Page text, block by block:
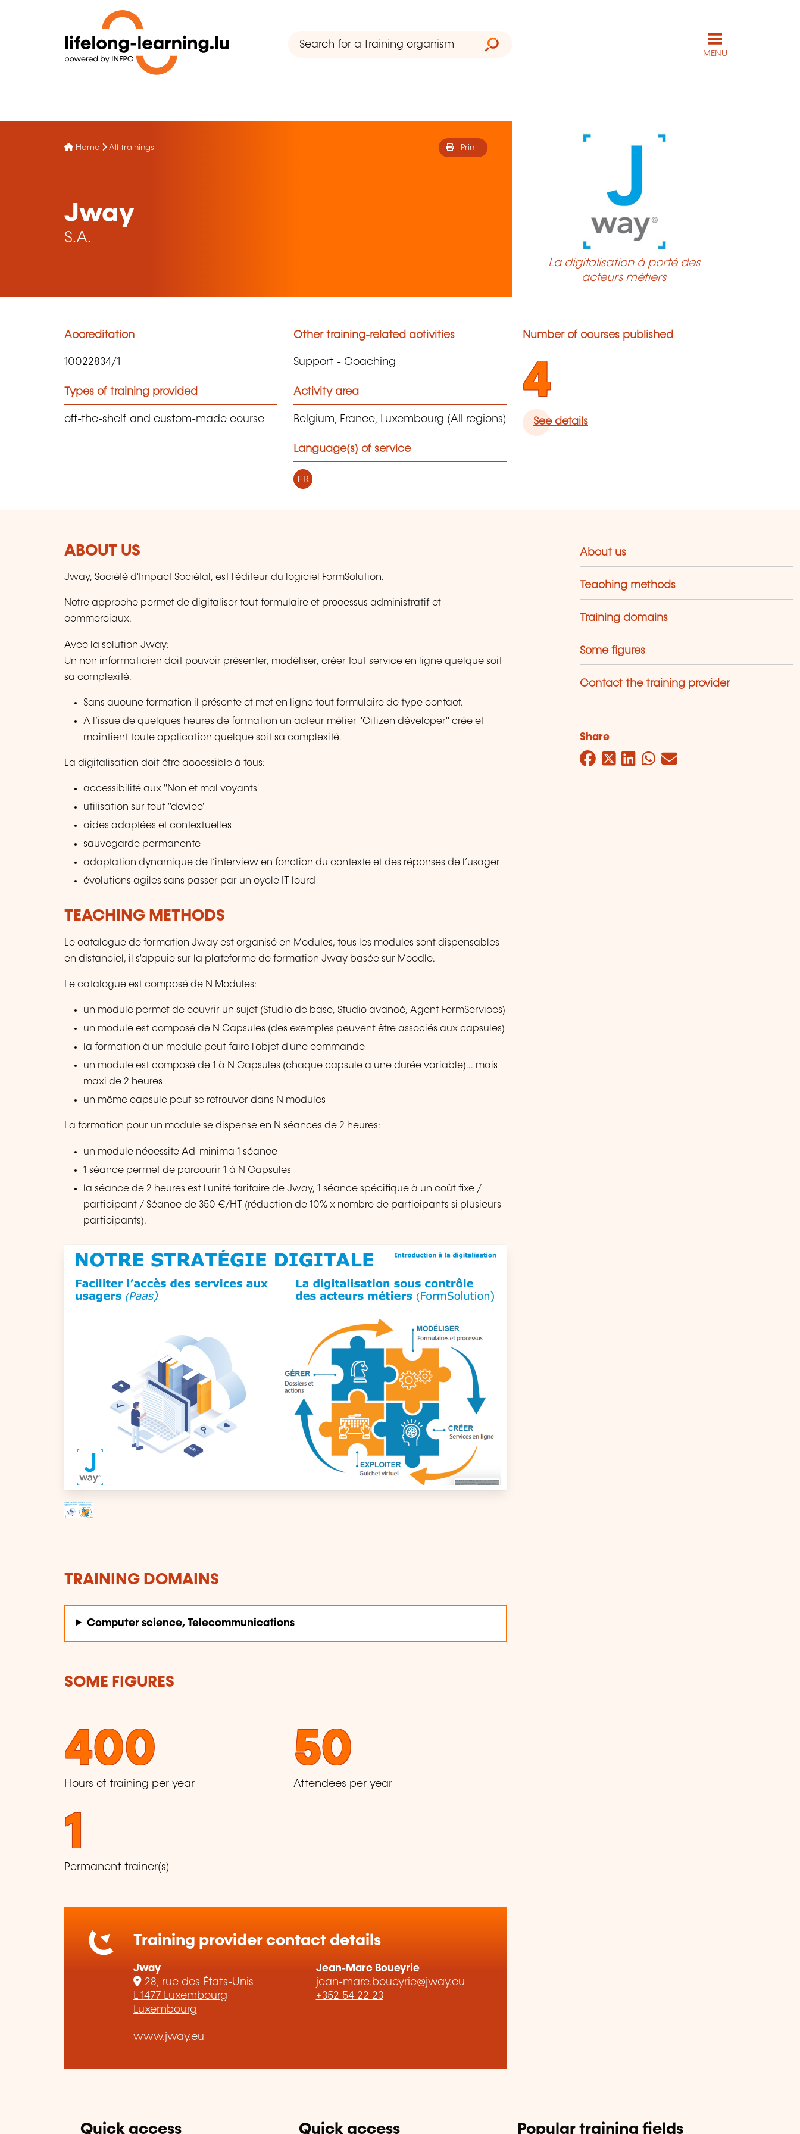
MENU
Home All trainings Print
Jway
S.A.
La digitalisation à porté des
acteurs métiers
Accreditation
10022834/1
Types of training provided
off-the-shelf and custom-made course
Other training-related activities
Support - Coaching
Activity area
Belgium, France, Luxembourg (All regions)
Language(s) of service
FR
Number of courses published
4
See details
ABOUT US
Jway, Société d'Impact Sociétal, est l'éditeur du logiciel FormSolution.
Notre approche permet de digitaliser tout formulaire et processus administratif et
commerciaux.
Avec la solution Jway:
Un non informaticien doit pouvoir présenter, modéliser, créer tout service en ligne quelque soit
sa complexité.
Sans aucune formation il présente et met en ligne tout formulaire de type contact.
A l’issue de quelques heures de formation un acteur métier "Citizen déveloper" crée et
maintient toute application quelque soit sa complexité.
La digitalisation doit être accessible à tous:
accessibilité aux "Non et mal voyants"
utilisation sur tout "device"
aides adaptées et contextuelles
sauvegarde permanente
adaptation dynamique de l’interview en fonction du contexte et des réponses de l’usager
évolutions agiles sans passer par un cycle IT lourd
TEACHING METHODS
Le catalogue de formation Jway est organisé en Modules, tous les modules sont dispensables
en distanciel, il s'appuie sur la plateforme de formation Jway basée sur Moodle.
Le catalogue est composé de N Modules:
un module permet de couvrir un sujet (Studio de base, Studio avancé, Agent FormServices)
un module est composé de N Capsules (des exemples peuvent être associés aux capsules)
la formation à un module peut faire l'objet d'une commande
un module est composé de 1 à N Capsules (chaque capsule a une durée variable)... mais
maxi de 2 heures
un même capsule peut se retrouver dans N modules
La formation pour un module se dispense en N séances de 2 heures:
un module nécessite Ad-minima 1 séance
1 séance permet de parcourir 1 à N Capsules
la séance de 2 heures est l'unité tarifaire de Jway, 1 séance spécifique à un coût fixe /
participant / Séance de 350 €/HT (réduction de 10% x nombre de participants si plusieurs
participants).
TRAINING DOMAINS
Computer science, Telecommunications
SOME FIGURES
400
Hours of training per year
50
Attendees per year
1
Permanent trainer(s)
Training provider contact details
Jway
28, rue des États-Unis
L-1477 Luxembourg
Luxembourg
www.jway.eu
Jean-Marc Boueyrie
jean-marc.boueyrie@jway.eu
+352 54 22 23
About us
Teaching methods
Training domains
Some figures
Contact the training provider
Share
Facebook
Twitter
LinkedIn
WhatsApp
Mail
Quick access Quick access Popular training fields